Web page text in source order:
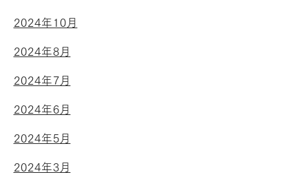
2024年10月
2024年8月
2024年7月
2024年6月
2024年5月
2024年3月